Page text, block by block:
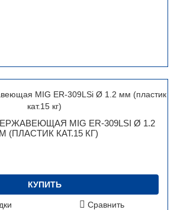
MIG ER-309LSI Ø 1.2
(ПЛАСТИК КАТ.15 КГ)
КУПИТЬ
Сравнить